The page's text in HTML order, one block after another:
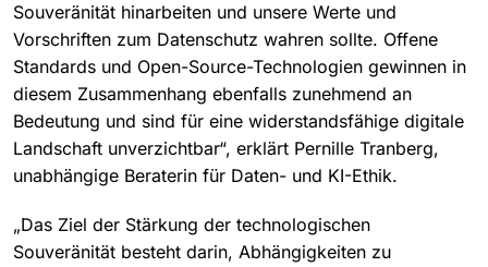
Souveränität hinarbeiten und unsere Werte und
Vorschriften zum Datenschutz wahren sollte. Offene
Standards und Open-Source-Technologien gewinnen in
diesem Zusammenhang ebenfalls zunehmend an
Bedeutung und sind für eine widerstandsfähige digitale
Landschaft unverzichtbar“, erklärt Pernille Tranberg,
unabhängige Beraterin für Daten- und KI-Ethik.
„Das Ziel der Stärkung der technologischen
Souveränität besteht darin, Abhängigkeiten zu